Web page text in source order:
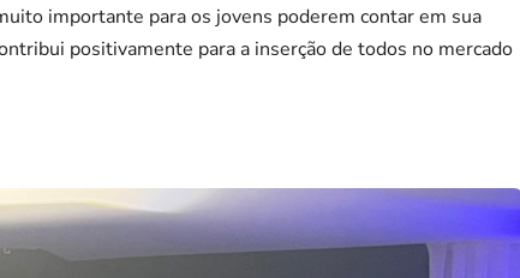
importante para os jovens poderem contar em sua
positivamente para a inserção de todos no mercado